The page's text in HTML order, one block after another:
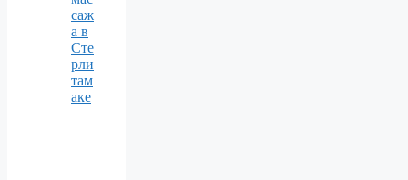
саж
а в
Сте
рли
там
аке